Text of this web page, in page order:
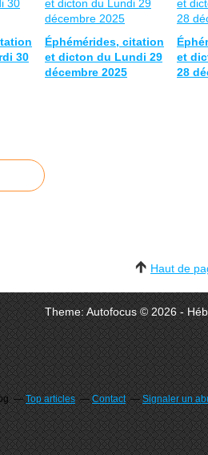
30
Éphémérides, citation
et dicton du Lundi 29
décembre 2025
et
28
Haut de
Theme: Autofocus © 2026 -
Top articles Contact Signaler un